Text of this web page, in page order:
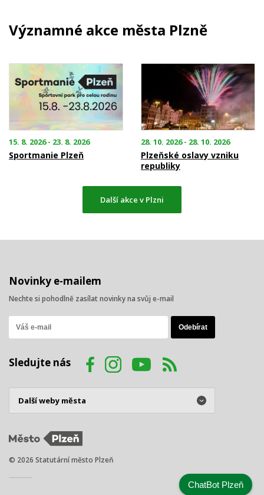
Významné akce města Plzně
15. 8. 2026 - 23. 8. 2026
Sportmanie Plzeň
28. 10. 2026 - 28. 10. 2026
Plzeňské oslavy vzniku
republiky
Další akce v Plzni
Novinky e-mailem
Nechte si pohodlně zasílat novinky na svůj e-mail
Sledujte nás
© 2026 Statutární město Plzeň
ChatBot Plzeň